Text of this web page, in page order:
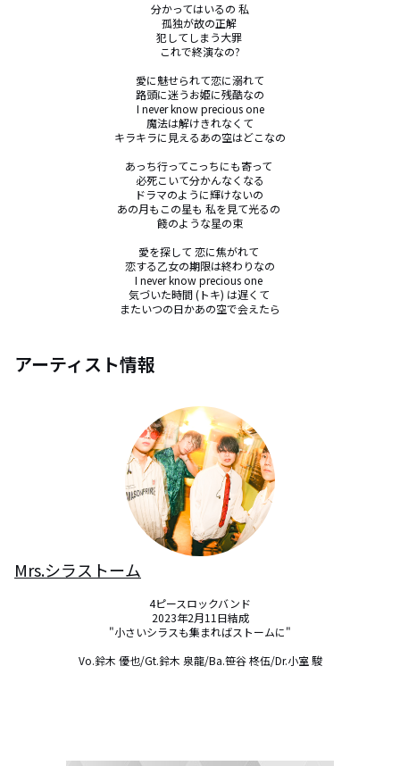
分かってはいるの 私
孤独が故の正解
犯してしまう大罪
これで終演なの?
愛に魅せられて恋に溺れて
路頭に迷うお姫に残酷なの
I never know precious one
魔法は解けきれなくて
キラキラに見えるあの空はどこなの
あっち行ってこっちにも寄って
必死こいて分かんなくなる
ドラマのように輝けないの
あの月もこの星も 私を見て光るの
餞のような星の束
愛を探して 恋に焦がれて
恋する乙女の期限は終わりなの
I never know precious one
気づいた時間 (トキ) は遅くて
またいつの日かあの空で会えたら
アーティスト情報
Mrs.シラストーム
4ピースロックバンド
2023年2月11日結成
"小さいシラスも集まればストームに"
Vo.鈴木 優也/Gt.鈴木 泉龍/Ba.笹谷 柊伍/Dr.小室 駿